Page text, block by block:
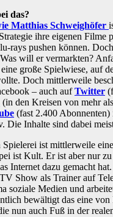
das?
Matthias Schweighöfer
ihre eigenen Filme
rays pushen können.
will er vermarkten?
große Spielwiese, auf
Doch mittlerweile
– auch aufTwitter
(in den Kreisen von mehr
(fast 2.400 Abonnenten)
Die Inhalte sind dabei
ist mittlerweile
ist Kult. Er ist aber nur
Internet dazu gemacht
Show als Trainer auf
soziale Medien und
bewältigt das eine von
nun auch Fuß in der